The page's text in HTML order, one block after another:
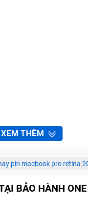
XEM THÊM
pin macbook pro retina
BẢO HÀNH ONE